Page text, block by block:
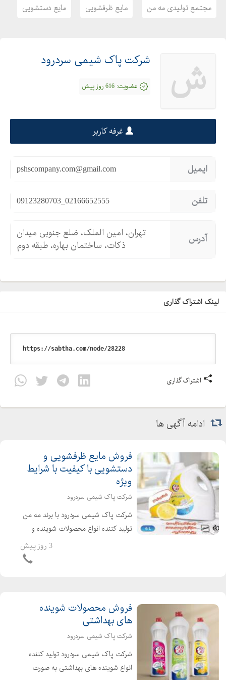
مجتمع تولیدی مه من مایع ظرفشویی مایع دستشویی
ش شرکت پاک شیمی سردرود
عضویت: 616 روز پیش
غرفه کاربر
ایمیل pshscompany.com@gmail.com
تلفن 09123280703_02166652555
آدرس
تهران، امین الملک، ضلع جنوبی میدان
ذکات، ساختمان بهاره، طبقه دوم
لینک اشتراک گذاری
اشتراک گذاری
ادامه آگهی ها
فروش مایع ظرفشویی و
دستشویی با کیفیت با شرایط
ویژه
شرکت پاک شیمی سردرود
شرکت پاک شیمی سردرود با برند مه من
تولید کننده انواع محصولات شوینده و
بهداشتی از بهترین مواد اولیه استاندارد با
3 روز پیش
فروش محصولات شوینده
های بهداشتی
شرکت پاک شیمی سردرود
شرکت پاک شیمی سردرود تولید کننده
انواع شوینده های بهداشتی به صورت